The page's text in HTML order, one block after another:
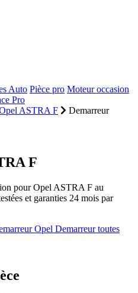
Auto Pièce pro Moteur occasion
Pro
ASTRA F
Demarreur
F
pour Opel ASTRA F au
et garanties 24 mois par
Opel Demarreur toutes